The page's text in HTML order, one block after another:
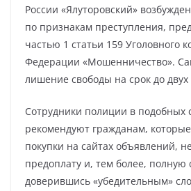
России «Ялуторовский»
по признакам преступления,
частью 1 статьи 159 Уголовного
Федерации «Мошенничество».
лишение свободы на срок до двух
Сотрудники полиции в подобных
рекомендуют гражданам,
покупки на сайтах объявлений,
предоплату и, тем более, полную
доверившись «убедительным»